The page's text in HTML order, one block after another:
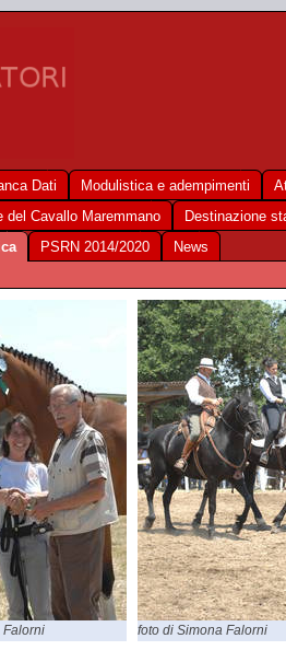
Dati Modulistica e adempimenti
del Cavallo Maremmano Destinazione
PSRN 2014/2020 News
Falorni foto di Simona Falorni